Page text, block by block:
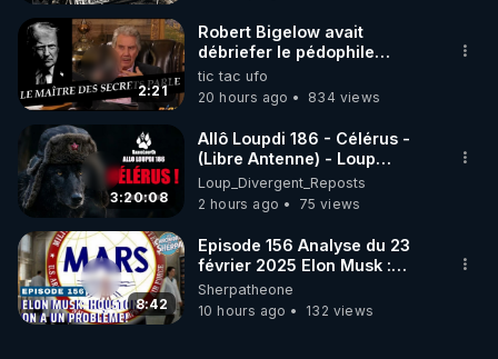
2:21
Robert Bigelow avait
débriefer le pédophile
génocidaire de donald j
trump
tic tac ufo
20 hours ago
834 views
3:20:08
Allô Loupdi 186 - Célérus -
(Libre Antenne) - Loup
Divergent 2026.08.06
Loup_Divergent_Reposts
2 hours ago
75 views
8:42
Episode 156 Analyse du 23
février 2025 Elon Musk :
Houston , on a un problème !
Sherpatheone
10 hours ago
132 views